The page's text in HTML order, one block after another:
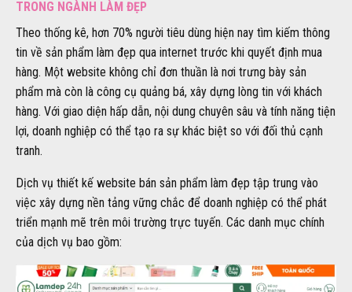
TRONG NGÀNH LÀM ĐẸP
Theo thống kê, hơn 70% người tiêu dùng hiện nay tìm kiếm thông
tin về sản phẩm làm đẹp qua internet trước khi quyết định mua
hàng. Một website không chỉ đơn thuần là nơi trưng bày sản
phẩm mà còn là công cụ quảng bá, xây dựng lòng tin với khách
hàng. Với giao diện hấp dẫn, nội dung chuyên sâu và tính năng tiện
lợi, doanh nghiệp có thể tạo ra sự khác biệt so với đối thủ cạnh
tranh.
Dịch vụ thiết kế website bán sản phẩm làm đẹp tập trung vào
việc xây dựng nền tảng vững chắc để doanh nghiệp có thể phát
triển mạnh mẽ trên môi trường trực tuyến. Các danh mục chính
của dịch vụ bao gồm: